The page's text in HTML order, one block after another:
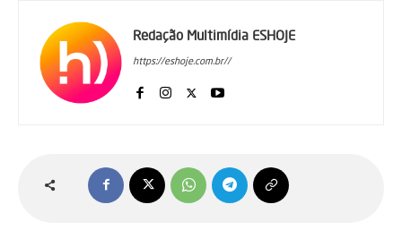
Redação Multimídia ESHOJE
https://eshoje.com.br//